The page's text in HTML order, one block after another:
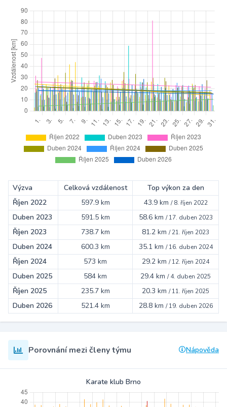
Výzva Celková vzdálenost
Top výkon za den
Říjen 2022
597.9 km 43.9 km /8. říjen 2022
Duben 2023 591.5 km 58.6 km /17. duben 2023
Říjen 2023 738.7 km 81.2 km /21. říjen 2023
Duben 2024 600.3 km 35.1 km /16. duben 2024
Říjen 2024 573 km 29.2 km /12. říjen 2024
Duben 2025 584 km 29.4 km /4. duben 2025
Říjen 2025 235.7 km 20.3 km /11. říjen 2025
Duben 2026 521.4 km 28.8 km /19. duben 2026
Porovnání mezi členy týmu Nápověda
Karate klub Brno